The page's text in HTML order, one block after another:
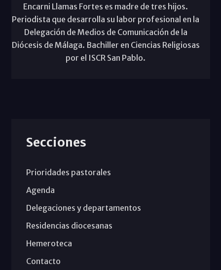
Encarni Llamas Fortes es madre de tres hijos.
Periodista que desarrolla su labor profesional en la
Delegación de Medios de Comunicación de la
Diócesis de Málaga. Bachiller en Ciencias Religiosas
por el ISCR San Pablo.
Secciones
Prioridades pastorales
Agenda
Delegaciones y departamentos
Residencias diocesanas
Hemeroteca
Contacto